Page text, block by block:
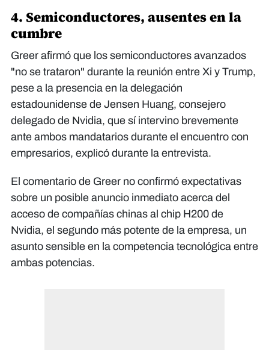
4. Semiconductores, ausentes en la
cumbre
Greer afirmó que los semiconductores avanzados
"no se trataron" durante la reunión entre Xi y Trump,
pese a la presencia en la delegación
estadounidense de Jensen Huang, consejero
delegado de Nvidia, que sí intervino brevemente
ante ambos mandatarios durante el encuentro con
empresarios, explicó durante la entrevista.
El comentario de Greer no confirmó expectativas
sobre un posible anuncio inmediato acerca del
acceso de compañías chinas al chip H200 de
Nvidia, el segundo más potente de la empresa, un
asunto sensible en la competencia tecnológica entre
ambas potencias.